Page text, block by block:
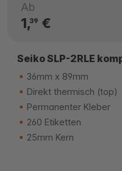
Ab
1,39 €
Seiko SLP-2RLE
36mm x 89mm
Direkt thermisch (top)
Permanenter Kleber
260 Etiketten
25mm Kern